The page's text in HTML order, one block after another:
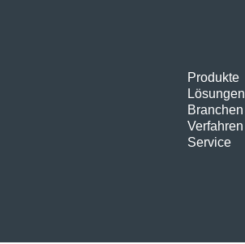
Produkte
Lösungen
Branchen
Verfahren
Service